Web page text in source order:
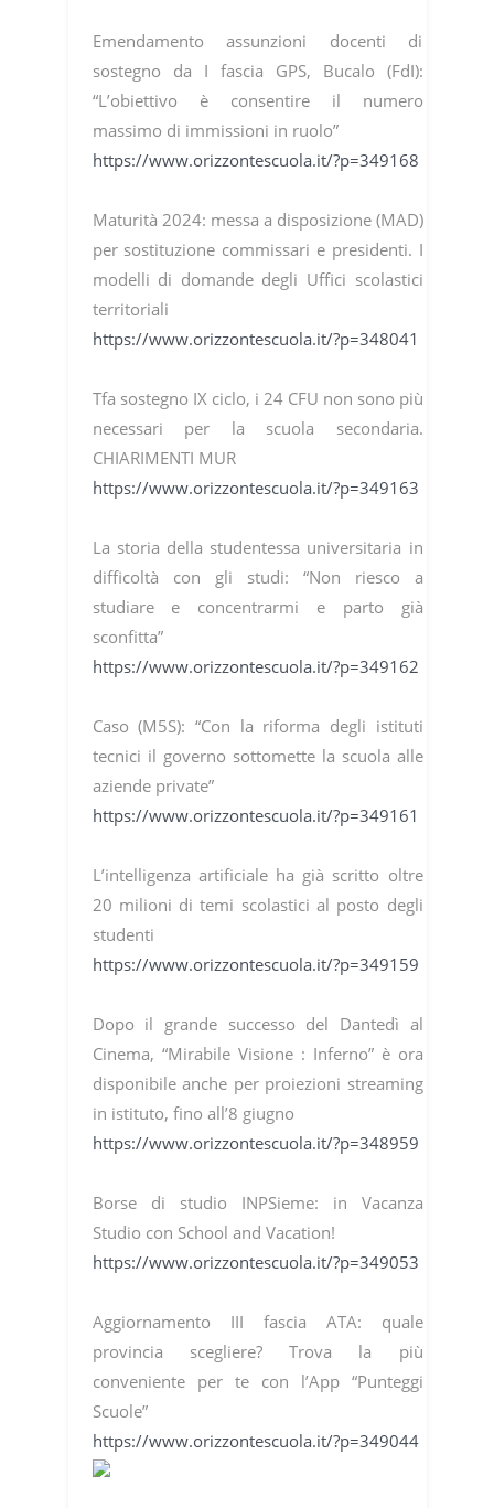
Emendamento assunzioni docenti di
sostegno da I fascia GPS, Bucalo (FdI):
“L’obiettivo è consentire il numero
massimo di immissioni in ruolo”
https://www.orizzontescuola.it/?p=349168
Maturità 2024: messa a disposizione (MAD)
per sostituzione commissari e presidenti. I
modelli di domande degli Uffici scolastici
territoriali
https://www.orizzontescuola.it/?p=348041
Tfa sostegno IX ciclo, i 24 CFU non sono più
necessari per la scuola secondaria.
CHIARIMENTI MUR
https://www.orizzontescuola.it/?p=349163
La storia della studentessa universitaria in
difficoltà con gli studi: “Non riesco a
studiare e concentrarmi e parto già
sconfitta”
https://www.orizzontescuola.it/?p=349162
Caso (M5S): “Con la riforma degli istituti
tecnici il governo sottomette la scuola alle
aziende private”
https://www.orizzontescuola.it/?p=349161
L’intelligenza artificiale ha già scritto oltre
20 milioni di temi scolastici al posto degli
studenti
https://www.orizzontescuola.it/?p=349159
Dopo il grande successo del Dantedì al
Cinema, “Mirabile Visione : Inferno” è ora
disponibile anche per proiezioni streaming
in istituto, fino all’8 giugno
https://www.orizzontescuola.it/?p=348959
Borse di studio INPSieme: in Vacanza
Studio con School and Vacation!
https://www.orizzontescuola.it/?p=349053
Aggiornamento III fascia ATA: quale
provincia scegliere? Trova la più
conveniente per te con l’App “Punteggi
Scuole”
https://www.orizzontescuola.it/?p=349044